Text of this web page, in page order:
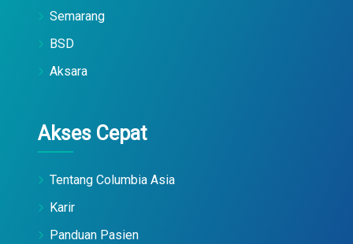
Semarang
BSD
Aksara
Akses Cepat
Tentang Columbia Asia
Karir
Panduan Pasien